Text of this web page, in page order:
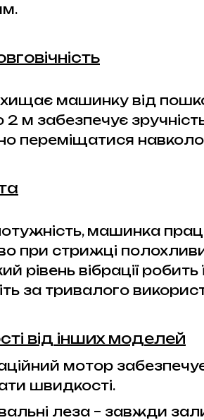
машинку від
м забезпечує
переміщатися
машинка
при стрижці
рівень вібрації робить
за тривалого
від інших моделей
мотор
швидкості.
леза – завжди